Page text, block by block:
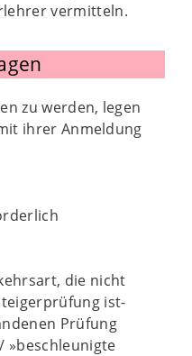
vermitteln.
zu werden, legen
ihrer Anmeldung
die nicht
ist-
Prüfung
»beschleunigte